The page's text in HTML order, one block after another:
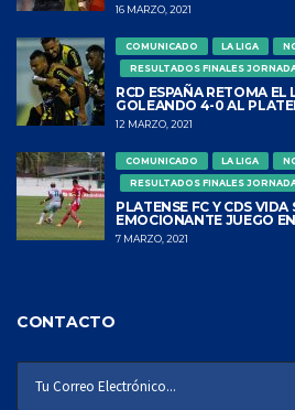
16 MARZO, 2021
COMUNICADO LA LIGA
RESULTADOS FINALES
RCD ESPAÑA RETOMA
GOLEANDO 4-0 AL
12 MARZO, 2021
COMUNICADO LA LIGA
RESULTADOS FINALES
PLATENSE FC Y CDS
EMOCIONANTE JUEGO
7 MARZO, 2021
CONTACTO